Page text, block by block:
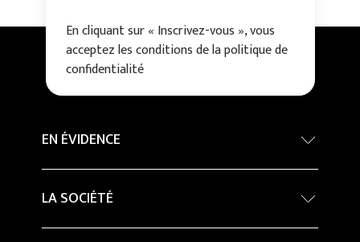
En cliquant sur « Inscrivez-vous », vous
acceptez les conditions de la politique de
confidentialité
EN ÉVIDENCE
Prix
LA SOCIÉTÉ